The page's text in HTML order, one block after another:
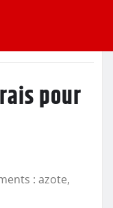
pour
: azote,